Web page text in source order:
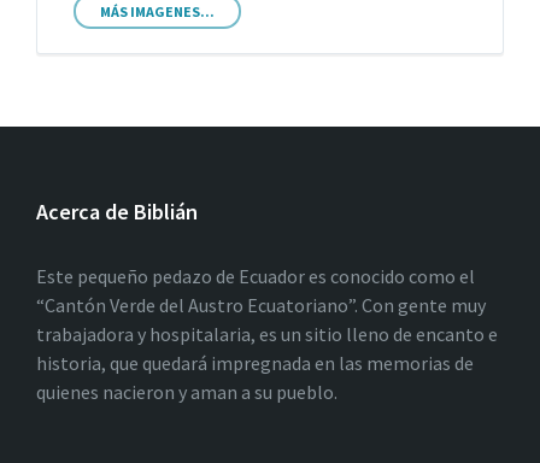
MÁS IMAGENES...
Acerca de Biblián
Este pequeño pedazo de Ecuador es conocido como el
“Cantón Verde del Austro Ecuatoriano”. Con gente muy
trabajadora y hospitalaria, es un sitio lleno de encanto e
historia, que quedará impregnada en las memorias de
quienes nacieron y aman a su pueblo.